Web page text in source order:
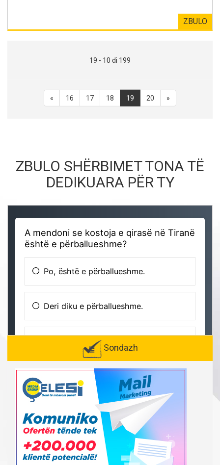
ZBULO
19 - 10 di 199
« 16 17 18 19 20 »
ZBULO SHËRBIMET TONA TË
DEDIKUARA PËR TY
Sondazh